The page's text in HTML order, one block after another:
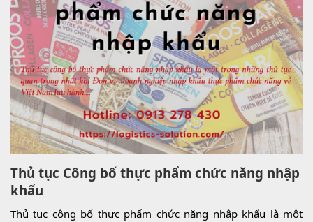
Thủ tục Công bố thực phẩm chức năng nhập
khẩu
Thủ tục công bố thực phẩm chức năng nhập khẩu là một